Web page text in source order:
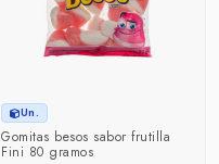
Un.
Gomitas besos sabor frutilla
Fini 80 gramos